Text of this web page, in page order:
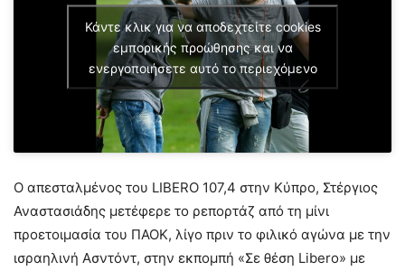
Κάντε κλικ για να αποδεχτείτε cookies
εμπορικής προώθησης και να
ενεργοποιήσετε αυτό το περιεχόμενο
Ο απεσταλμένος του LIBERO 107,4 στην Κύπρο, Στέργιος
Αναστασιάδης μετέφερε το ρεπορτάζ από τη μίνι
προετοιμασία του ΠΑΟΚ, λίγο πριν το φιλικό αγώνα με την
ισραηλινή Ασντόντ, στην εκπομπή «Σε θέση Libero» με